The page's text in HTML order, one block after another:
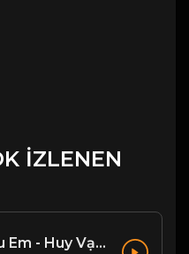
İZLENEN
Chỉ Vì Quá Yêu Em - Huy Vạc, Tiến Nguyễn Cover